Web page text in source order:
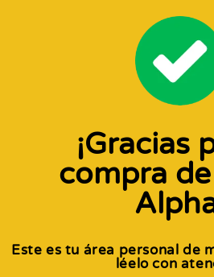
¡Gracias
compra
Este es tu área personal de
léelo con